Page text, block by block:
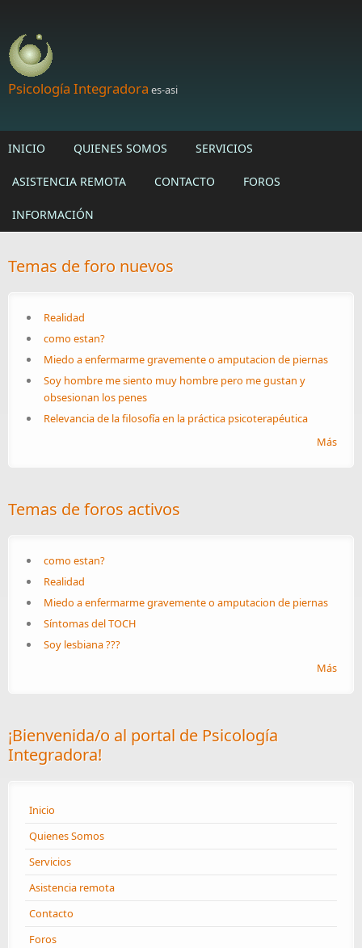
Psicología Integradora es-asi
INICIO QUIENES SOMOS SERVICIOS
ASISTENCIA REMOTA CONTACTO FOROS
INFORMACIÓN
Temas de foro nuevos
Realidad
como estan?
Miedo a enfermarme gravemente o amputacion de piernas
Soy hombre me siento muy hombre pero me gustan y
obsesionan los penes
Relevancia de la filosofía en la práctica psicoterapéutica
Más
Temas de foros activos
como estan?
Realidad
Miedo a enfermarme gravemente o amputacion de piernas
Síntomas del TOCH
Soy lesbiana ???
Más
¡Bienvenida/o al portal de Psicología
Integradora!
Inicio
Quienes Somos
Servicios
Asistencia remota
Contacto
Foros